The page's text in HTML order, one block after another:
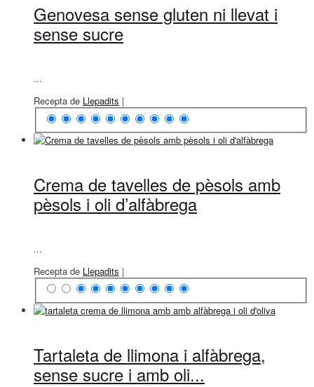
Genovesa sense gluten ni llevat i
sense sucre
...
Recepta de Llepadits |
Crema de tavelles de pèsols amb
pèsols i oli d’alfàbrega
...
Recepta de Llepadits |
Tartaleta de llimona i alfàbrega,
sense sucre i amb oli...